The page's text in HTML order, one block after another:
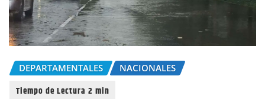
DEPARTAMENTALES NACIONALES